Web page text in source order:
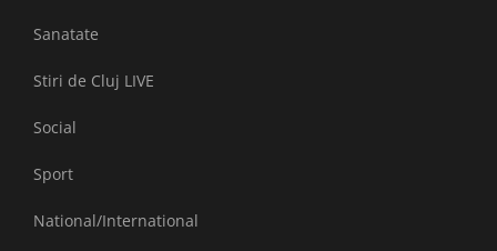
Sanatate
Stiri de Cluj LIVE
Social
Sport
National/International